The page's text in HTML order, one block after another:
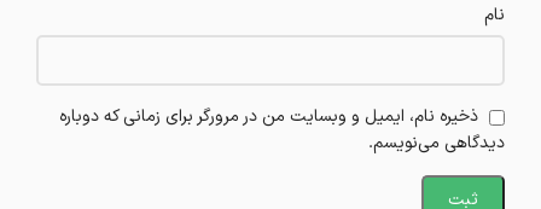
نام
ذخیره نام، ایمیل و وبسایت من در مرورگر برای زمانی که دوباره
دیدگاهی می‌نویسم.